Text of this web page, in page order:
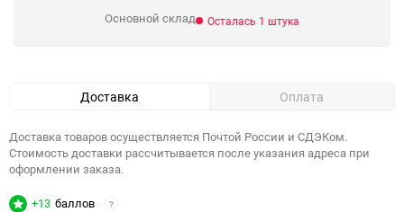
Основной склад Осталась 1 штука
Доставка Оплата
Доставка товаров осуществляется Почтой России и СДЭКом.
Стоимость доставки рассчитывается после указания адреса при
оформлении заказа.
+13 баллов ?